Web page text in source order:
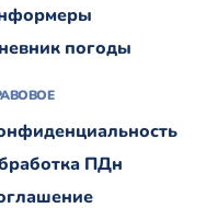
погоды
ПДн